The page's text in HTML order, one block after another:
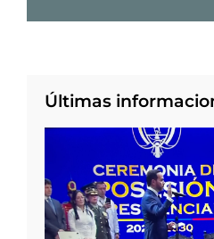
Últimas